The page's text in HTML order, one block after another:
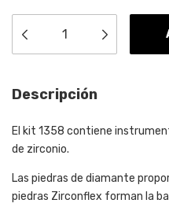
Descripción
El kit 1358 contiene
de zirconio.
Las piedras de diamante
piedras Zirconflex forman la